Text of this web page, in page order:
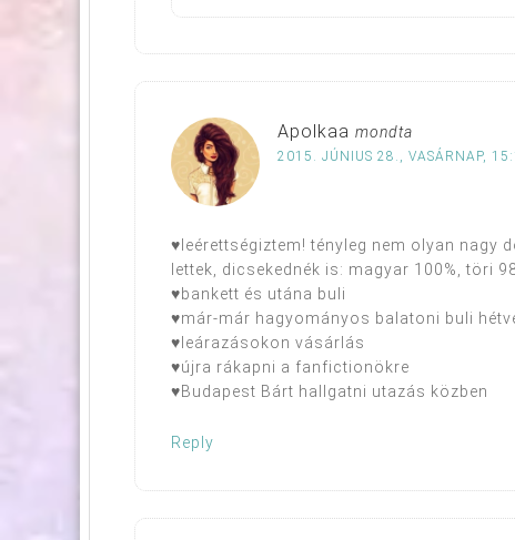
Apolkaa mondta
2015. JÚNIUS 28., VASÁRNAP,
♥leérettségiztem! tényleg nem olyan nagy
lettek, dicsekednék is: magyar 100%, töri
♥bankett és utána buli
♥már-már hagyományos balatoni buli
♥leárazásokon vásárlás
♥újra rákapni a fanfictionökre
♥Budapest Bárt hallgatni utazás közben
Reply